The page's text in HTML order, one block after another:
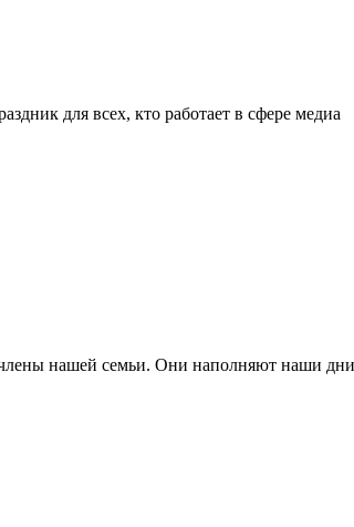
для всех, кто работает в сфере медиа
нашей семьи. Они наполняют наши